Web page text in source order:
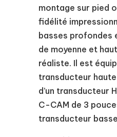
montage sur pied
fidélité
basses profondes
de moyenne et
réaliste. Il est
transducteur haute
d’un transducteur
C-CAM de 3
transducteur